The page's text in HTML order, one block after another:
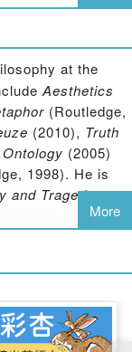
in
always
the narrator
elation, the
Beistegui
as acts
himself
required
incorporate
of language to
at the
Aesthetics
(Routledge,
(2010), Truth
(2005)
1998). He is
and Tragedy
More